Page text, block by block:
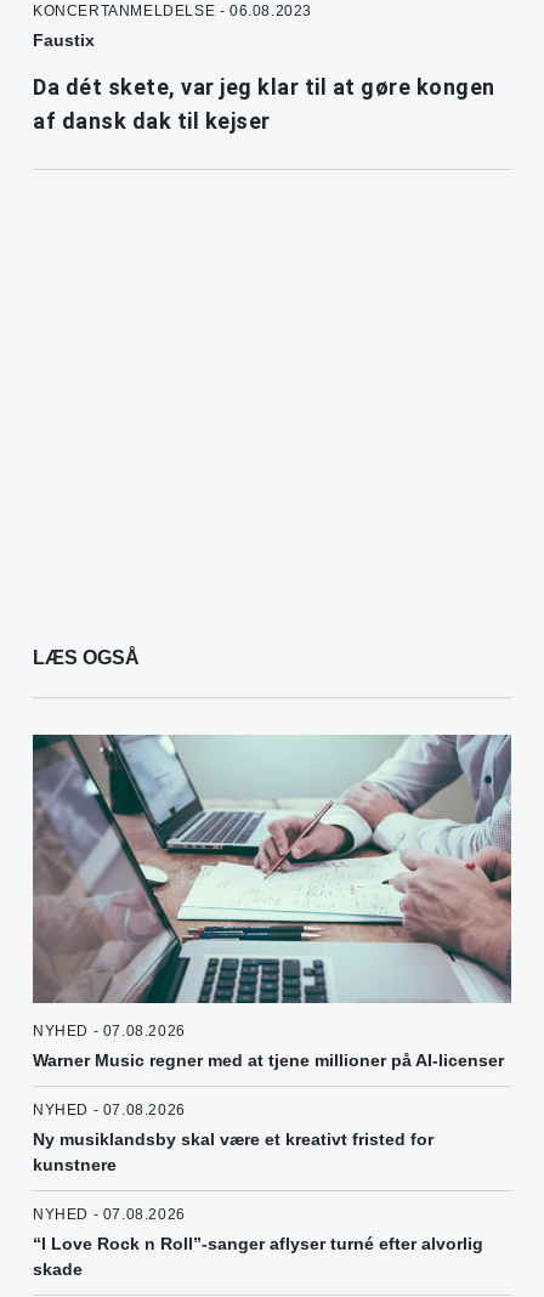
KONCERTANMELDELSE - 06.08.2023
Faustix
Da dét skete, var jeg klar til at gøre kongen
af dansk dak til kejser
LÆS OGSÅ
NYHED - 07.08.2026
Warner Music regner med at tjene millioner på AI-licenser
NYHED - 07.08.2026
Ny musiklandsby skal være et kreativt fristed for
kunstnere
NYHED - 07.08.2026
“I Love Rock n Roll”-sanger aflyser turné efter alvorlig
skade